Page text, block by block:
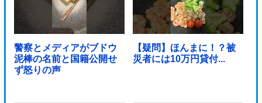
警察とメディアがブドウ
泥棒の名前と国籍公開せ
ず怒りの声
【疑問】ほんまに！？被
災者には10万円貸付...